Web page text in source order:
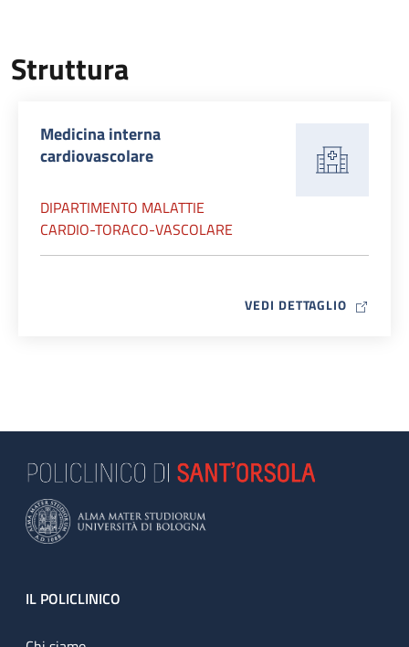
Struttura
Medicina interna
cardiovascolare
DIPARTIMENTO MALATTIE
CARDIO-TORACO-VASCOLARE
VEDI DETTAGLIO MAP ICON
Footer
IL POLICLINICO